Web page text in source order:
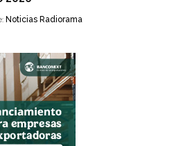
Noticias Radiorama